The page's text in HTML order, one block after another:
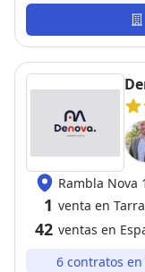
nuestras
rapidamente
Rambla Nova
1 venta en
42 ventas en
6 contratos